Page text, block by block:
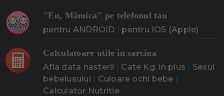
"Eu, Mămica" pe telefonul tau
pentru ANDROID | pentru IOS (Apple)
Calculatoare utile in sarcina
Afla data nasterii | Cate Kg. in plus | Sexul
bebelusului | Culoare ochi bebe |
Calculator Nutritie